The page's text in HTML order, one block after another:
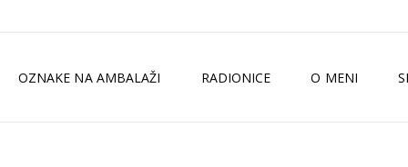
OZNAKE NA AMBALAŽI RADIONICE O MENI